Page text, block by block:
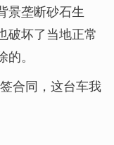
景垄断砂石生
破坏了当地正常
。
合同，这台车我